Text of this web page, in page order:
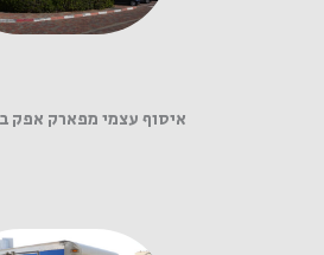
איסוף עצמי מפארק אפק